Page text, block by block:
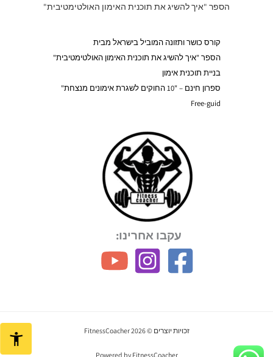
הספר "איך להשיג את תוכנית האימון האולטימטיבית"
קורס כושר ותזונה המוביל בישראל מבית
הספר "איך להשיג את תוכנית האימון האולטימטיבית"
בניית תוכנית אימון
ספרון חינם – "10 החוקים לשגרת אימונים מנצחת"
Free-guid
עקבו אחרינו:
זכויות יוצרים © 2026 FitnessCoacher
Powered by FitnessCoacher